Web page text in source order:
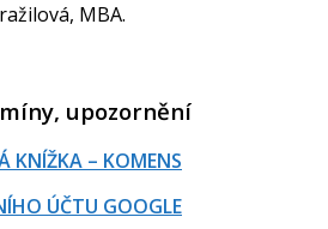
MBA.
upozornění
KNÍŽKA – KOMENS
ÚČTU GOOGLE